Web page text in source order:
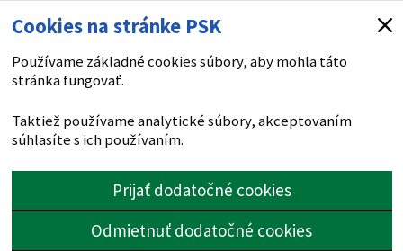
Cookies na stránke PSK
Používame základné cookies súbory, aby mohla táto
stránka fungovať.
Taktiež používame analytické súbory, akceptovaním
súhlasíte s ich používaním.
Prijať dodatočné cookies
Odmietnuť dodatočné cookies